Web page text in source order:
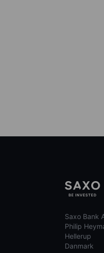
Saxo Bank
Philip
Hellerup
Danmark